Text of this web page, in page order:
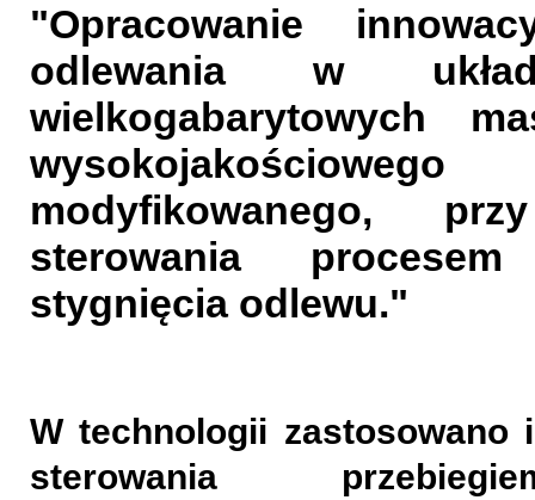
"Opracowanie
odlewania w
wielkogabarytowych
modyfikowanego,
sterowania
stygnięcia odlewu."
W technologii zastosowano
sterowania